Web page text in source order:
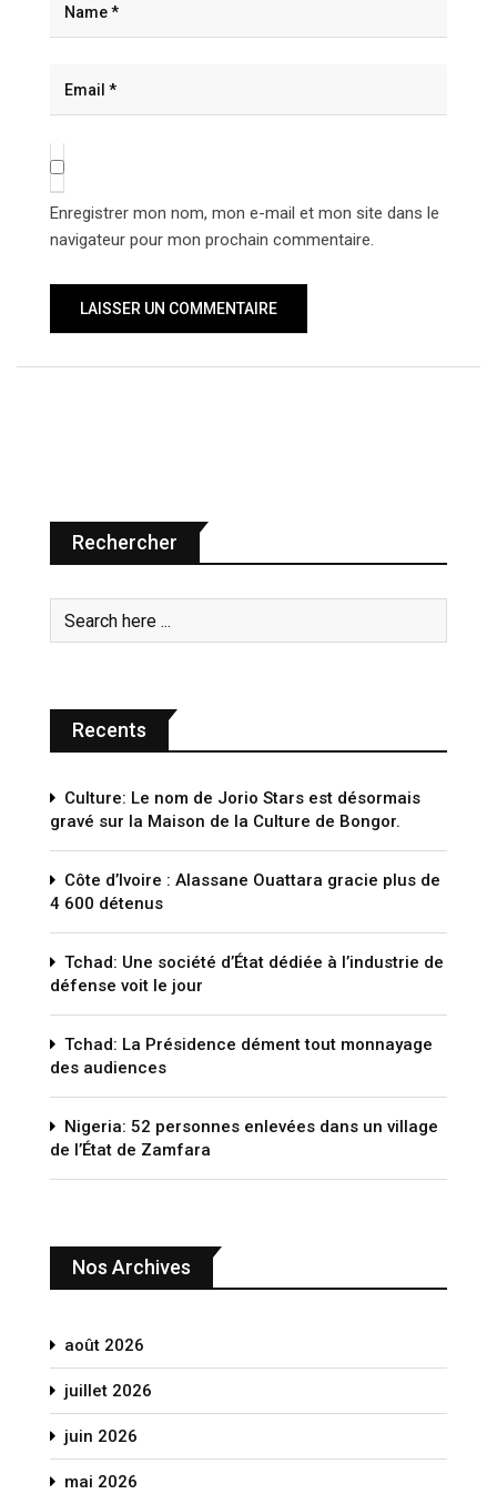
Enregistrer mon nom, mon e-mail et mon site dans le
navigateur pour mon prochain commentaire.
Rechercher
Recents
Culture: Le nom de Jorio Stars est désormais
gravé sur la Maison de la Culture de Bongor.
Côte d’Ivoire : Alassane Ouattara gracie plus de
4 600 détenus
Tchad: Une société d’État dédiée à l’industrie de
défense voit le jour
Tchad: La Présidence dément tout monnayage
des audiences
Nigeria: 52 personnes enlevées dans un village
de l’État de Zamfara
Nos Archives
août 2026
juillet 2026
juin 2026
mai 2026